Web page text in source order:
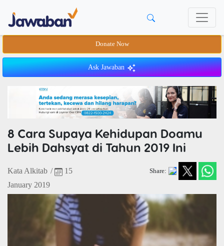
Donate Now
Ask Jawaban
8 Cara Supaya Kehidupan Doamu
Lebih Dahsyat di Tahun 2019 Ini
Kata Alkitab /
15
January 2019
Share: